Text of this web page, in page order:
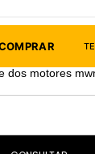
dos motores